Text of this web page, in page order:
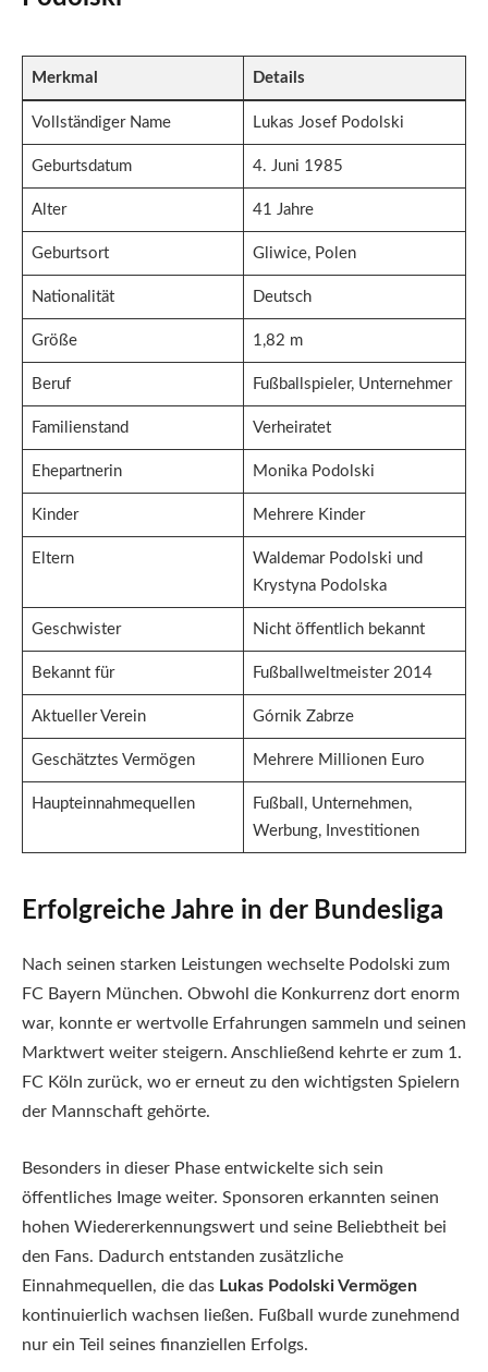
Merkmal Details
Vollständiger Name Lukas Josef Podolski
Geburtsdatum 4. Juni 1985
Alter 41 Jahre
Geburtsort Gliwice, Polen
Nationalität Deutsch
Größe 1,82 m
Beruf Fußballspieler, Unternehmer
Familienstand Verheiratet
Ehepartnerin Monika Podolski
Kinder Mehrere Kinder
Eltern
Waldemar Podolski und
Krystyna Podolska
Geschwister Nicht öffentlich bekannt
Bekannt für Fußballweltmeister 2014
Aktueller Verein Górnik Zabrze
Geschätztes Vermögen Mehrere Millionen Euro
Haupteinnahmequellen
Fußball, Unternehmen,
Werbung, Investitionen
Erfolgreiche Jahre in der Bundesliga
Nach seinen starken Leistungen wechselte Podolski zum
FC Bayern München. Obwohl die Konkurrenz dort enorm
war, konnte er wertvolle Erfahrungen sammeln und seinen
Marktwert weiter steigern. Anschließend kehrte er zum 1.
FC Köln zurück, wo er erneut zu den wichtigsten Spielern
der Mannschaft gehörte.
Besonders in dieser Phase entwickelte sich sein
öffentliches Image weiter. Sponsoren erkannten seinen
hohen Wiedererkennungswert und seine Beliebtheit bei
den Fans. Dadurch entstanden zusätzliche
Einnahmequellen, die das Lukas Podolski Vermögen
kontinuierlich wachsen ließen. Fußball wurde zunehmend
nur ein Teil seines finanziellen Erfolgs.